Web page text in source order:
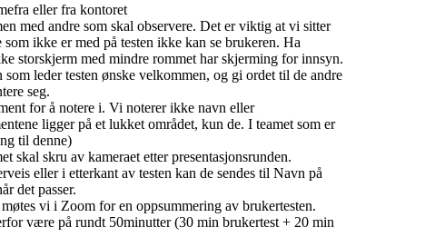
eller fra kontoret
med andre som skal observere. Det er viktig at vi sitter
som ikke er med på testen ikke kan se brukeren. Ha
storskjerm med mindre rommet har skjerming for innsyn.
leder testen ønske velkommen, og gi ordet til de andre
seg.
for å notere i. Vi noterer ikke navn eller
ligger på et lukket området, kun de. I teamet som er
til denne)
skal skru av kameraet etter presentasjonsrunden.
eller i etterkant av testen kan de sendes til Navn på
det passer.
vi i Zoom for en oppsummering av brukertesten.
være på rundt 50minutter (30 min brukertest + 20 min